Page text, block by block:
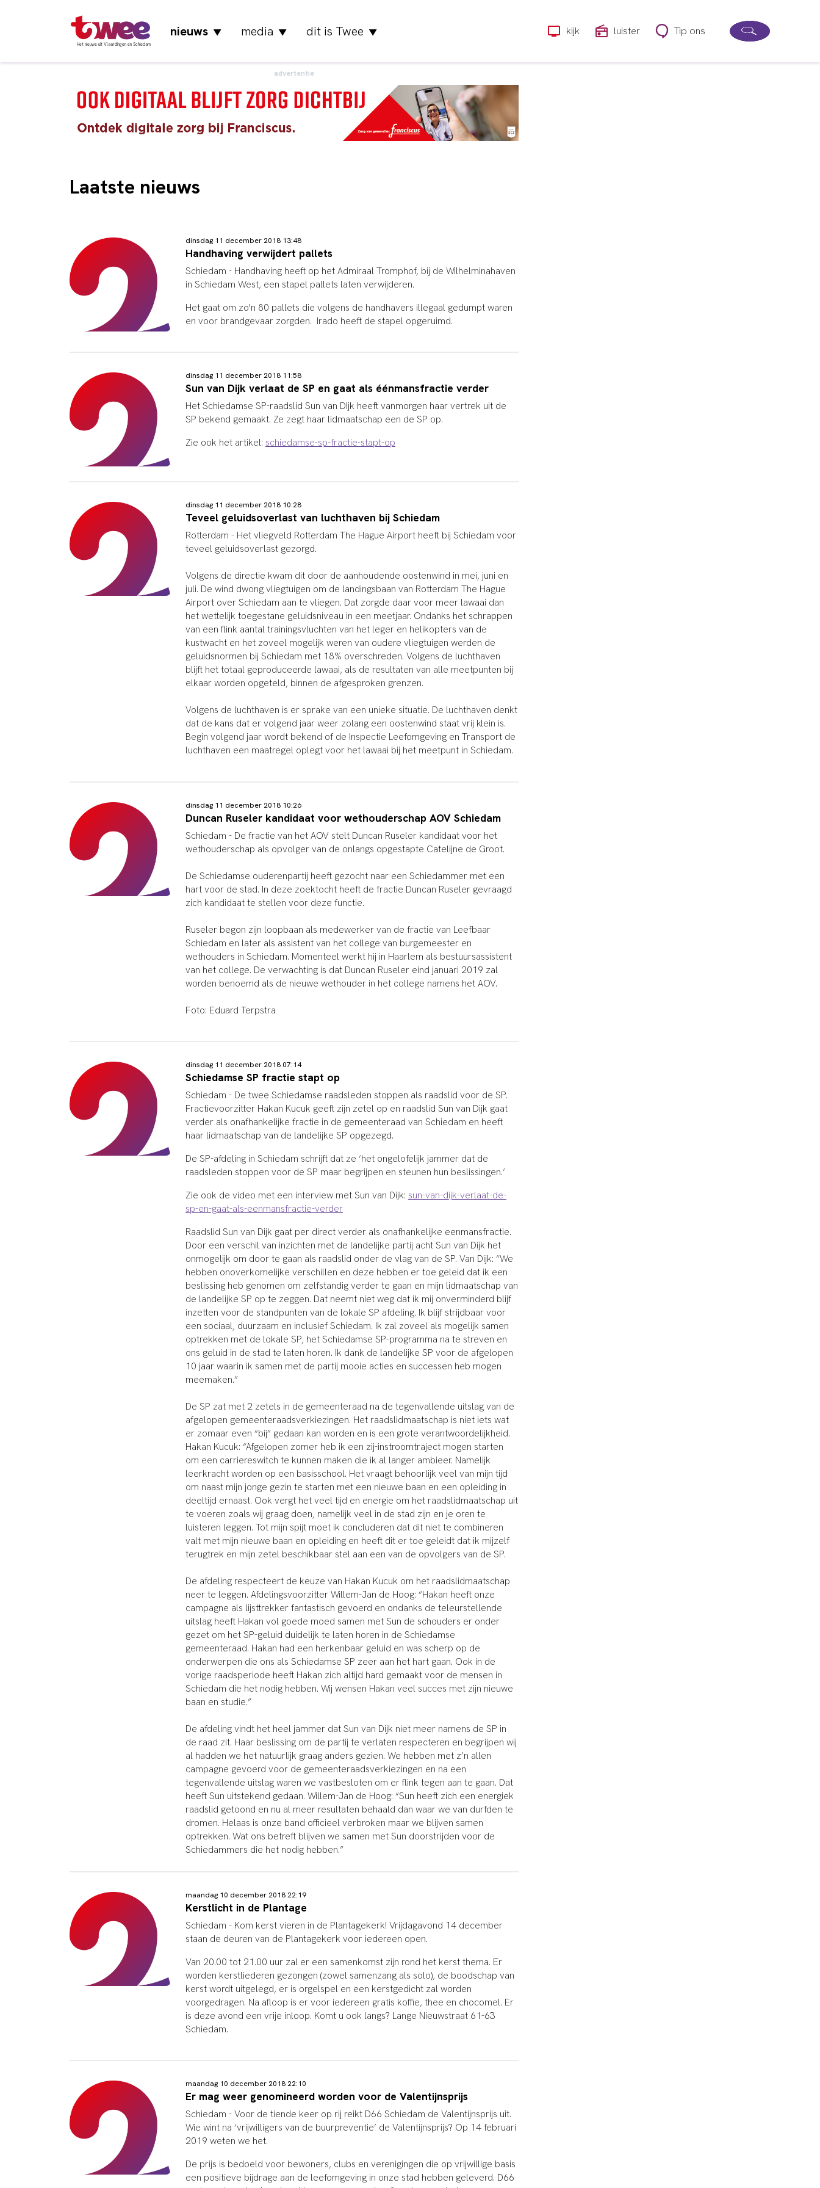
Het nieuws uit Vlaardingen en Schiedam
nieuws▼ media ▼ dit is Twee ▼ kijk luister Tip ons
advertentie
Laatste nieuws
dinsdag 11 december 2018 13:48
Handhaving verwijdert pallets
Schiedam - Handhaving heeft op het Admiraal Tromphof, bij de Wilhelminahaven
in Schiedam West, een stapel pallets laten verwijderen.
Het gaat om zo'n 80 pallets die volgens de handhavers illegaal gedumpt waren
en voor brandgevaar zorgden. Irado heeft de stapel opgeruimd.
dinsdag 11 december 2018 11:58
Sun van Dijk verlaat de SP en gaat als éénmansfractie verder
Het Schiedamse SP-raadslid Sun van DIjk heeft vanmorgen haar vertrek uit de
SP bekend gemaakt. Ze zegt haar lidmaatschap een de SP op.
Zie ook het artikel: schiedamse-sp-fractie-stapt-op
dinsdag 11 december 2018 10:28
Teveel geluidsoverlast van luchthaven bij Schiedam
Rotterdam - Het vliegveld Rotterdam The Hague Airport heeft bij Schiedam voor
teveel geluidsoverlast gezorgd.
Volgens de directie kwam dit door de aanhoudende oostenwind in mei, juni en
juli. De wind dwong vliegtuigen om de landingsbaan van Rotterdam The Hague
Airport over Schiedam aan te vliegen. Dat zorgde daar voor meer lawaai dan
het wettelijk toegestane geluidsniveau in een meetjaar. Ondanks het schrappen
van een flink aantal trainingsvluchten van het leger en helikopters van de
kustwacht en het zoveel mogelijk weren van oudere vliegtuigen werden de
geluidsnormen bij Schiedam met 18% overschreden. Volgens de luchthaven
blijft het totaal geproduceerde lawaai, als de resultaten van alle meetpunten bij
elkaar worden opgeteld, binnen de afgesproken grenzen.
Volgens de luchthaven is er sprake van een unieke situatie. De luchthaven denkt
dat de kans dat er volgend jaar weer zolang een oostenwind staat vrij klein is.
Begin volgend jaar wordt bekend of de Inspectie Leefomgeving en Transport de
luchthaven een maatregel oplegt voor het lawaai bij het meetpunt in Schiedam.
dinsdag 11 december 2018 10:26
Duncan Ruseler kandidaat voor wethouderschap AOV Schiedam
Schiedam - De fractie van het AOV stelt Duncan Ruseler kandidaat voor het
wethouderschap als opvolger van de onlangs opgestapte Catelijne de Groot.
De Schiedamse ouderenpartij heeft gezocht naar een Schiedammer met een
hart voor de stad. In deze zoektocht heeft de fractie Duncan Ruseler gevraagd
zich kandidaat te stellen voor deze functie.
Ruseler begon zijn loopbaan als medewerker van de fractie van Leefbaar
Schiedam en later als assistent van het college van burgemeester en
wethouders in Schiedam. Momenteel werkt hij in Haarlem als bestuursassistent
van het college. De verwachting is dat Duncan Ruseler eind januari 2019 zal
worden benoemd als de nieuwe wethouder in het college namens het AOV.
Foto: Eduard Terpstra
dinsdag 11 december 2018 07:14
Schiedamse SP fractie stapt op
Schiedam - De twee Schiedamse raadsleden stoppen als raadslid voor de SP.
Fractievoorzitter Hakan Kucuk geeft zijn zetel op en raadslid Sun van Dijk gaat
verder als onafhankelijke fractie in de gemeenteraad van Schiedam en heeft
haar lidmaatschap van de landelijke SP opgezegd.
De SP-afdeling in Schiedam schrijft dat ze ‘het ongelofelijk jammer dat de
raadsleden stoppen voor de SP maar begrijpen en steunen hun beslissingen.’
Zie ook de video met een interview met Sun van Dijk: sun-van-dijk-verlaat-de-
sp-en-gaat-als-eenmansfractie-verder
Raadslid Sun van Dijk gaat per direct verder als onafhankelijke eenmansfractie.
Door een verschil van inzichten met de landelijke partij acht Sun van Dijk het
onmogelijk om door te gaan als raadslid onder de vlag van de SP. Van Dijk: “We
hebben onoverkomelijke verschillen en deze hebben er toe geleid dat ik een
beslissing heb genomen om zelfstandig verder te gaan en mijn lidmaatschap van
de landelijke SP op te zeggen. Dat neemt niet weg dat ik mij onverminderd blijf
inzetten voor de standpunten van de lokale SP afdeling. Ik blijf strijdbaar voor
een sociaal, duurzaam en inclusief Schiedam. Ik zal zoveel als mogelijk samen
optrekken met de lokale SP, het Schiedamse SP-programma na te streven en
ons geluid in de stad te laten horen. Ik dank de landelijke SP voor de afgelopen
10 jaar waarin ik samen met de partij mooie acties en successen heb mogen
meemaken.”
De SP zat met 2 zetels in de gemeenteraad na de tegenvallende uitslag van de
afgelopen gemeenteraadsverkiezingen. Het raadslidmaatschap is niet iets wat
er zomaar even “bij” gedaan kan worden en is een grote verantwoordelijkheid.
Hakan Kucuk: “Afgelopen zomer heb ik een zij-instroomtraject mogen starten
om een carriereswitch te kunnen maken die ik al langer ambieer. Namelijk
leerkracht worden op een basisschool. Het vraagt behoorlijk veel van mijn tijd
om naast mijn jonge gezin te starten met een nieuwe baan en een opleiding in
deeltijd ernaast. Ook vergt het veel tijd en energie om het raadslidmaatschap uit
te voeren zoals wij graag doen, namelijk veel in de stad zijn en je oren te
luisteren leggen. Tot mijn spijt moet ik concluderen dat dit niet te combineren
valt met mijn nieuwe baan en opleiding en heeft dit er toe geleidt dat ik mijzelf
terugtrek en mijn zetel beschikbaar stel aan een van de opvolgers van de SP.
De afdeling respecteert de keuze van Hakan Kucuk om het raadslidmaatschap
neer te leggen. Afdelingsvoorzitter Willem-Jan de Hoog: “Hakan heeft onze
campagne als lijsttrekker fantastisch gevoerd en ondanks de teleurstellende
uitslag heeft Hakan vol goede moed samen met Sun de schouders er onder
gezet om het SP-geluid duidelijk te laten horen in de Schiedamse
gemeenteraad. Hakan had een herkenbaar geluid en was scherp op de
onderwerpen die ons als Schiedamse SP zeer aan het hart gaan. Ook in de
vorige raadsperiode heeft Hakan zich altijd hard gemaakt voor de mensen in
Schiedam die het nodig hebben. Wij wensen Hakan veel succes met zijn nieuwe
baan en studie.”
De afdeling vindt het heel jammer dat Sun van Dijk niet meer namens de SP in
de raad zit. Haar beslissing om de partij te verlaten respecteren en begrijpen wij
al hadden we het natuurlijk graag anders gezien. We hebben met z’n allen
campagne gevoerd voor de gemeenteraadsverkiezingen en na een
tegenvallende uitslag waren we vastbesloten om er flink tegen aan te gaan. Dat
heeft Sun uitstekend gedaan. Willem-Jan de Hoog: “Sun heeft zich een energiek
raadslid getoond en nu al meer resultaten behaald dan waar we van durfden te
dromen. Helaas is onze band officieel verbroken maar we blijven samen
optrekken. Wat ons betreft blijven we samen met Sun doorstrijden voor de
Schiedammers die het nodig hebben.”
maandag 10 december 2018 22:19
Kerstlicht in de Plantage
Schiedam - Kom kerst vieren in de Plantagekerk! Vrijdagavond 14 december
staan de deuren van de Plantagekerk voor iedereen open.
Van 20.00 tot 21.00 uur zal er een samenkomst zijn rond het kerst thema. Er
worden kerstliederen gezongen (zowel samenzang als solo), de boodschap van
kerst wordt uitgelegd, er is orgelspel en een kerstgedicht zal worden
voorgedragen. Na afloop is er voor iedereen gratis koffie, thee en chocomel. Er
is deze avond een vrije inloop. Komt u ook langs? Lange Nieuwstraat 61-63
Schiedam.
maandag 10 december 2018 22:10
Er mag weer genomineerd worden voor de Valentijnsprijs
Schiedam - Voor de tiende keer op rij reikt D66 Schiedam de Valentijnsprijs uit.
Wie wint na ‘vrijwilligers van de buurpreventie’ de Valentijnsprijs? Op 14 februari
2019 weten we het.
De prijs is bedoeld voor bewoners, clubs en verenigingen die op vrijwillige basis
een positieve bijdrage aan de leefomgeving in onze stad hebben geleverd. D66